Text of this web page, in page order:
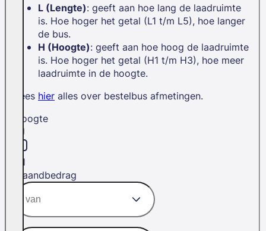
L (Lengte): geeft aan hoe lang de laadruimte
is. Hoe hoger het getal (L1 t/m L5), hoe langer
de bus.
H (Hoogte): geeft aan hoe hoog de laadruimte
is. Hoe hoger het getal (H1 t/m H3), hoe meer
laadruimte in de hoogte.
Lees hier alles over bestelbus afmetingen.
Hoogte
H1
Maandbedrag